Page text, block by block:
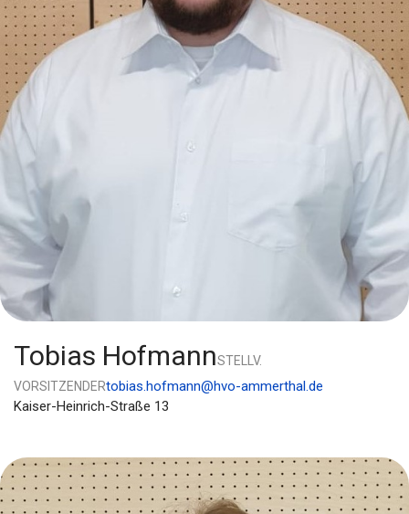
Tobias HofmannSTELLV.
VORSITZENDERtobias.hofmann@hvo-ammerthal.de
Kaiser-Heinrich-Straße 13